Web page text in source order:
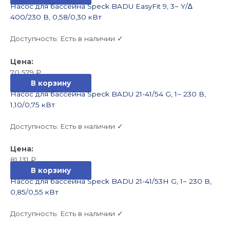
Насос для бассейна Speck BADU EasyFit 9, 3~ Y/∆
400/230 В, 0,58/0,30 кВт
Доступность: Есть в наличии ✓
70 579₽
В корзину
Насос для бассейна Speck BADU 21-41/54 G, 1~ 230 В,
1,10/0,75 кВт
Доступность: Есть в наличии ✓
81 131₽
В корзину
Насос для бассейна Speck BADU 21-41/53H G, 1~ 230 В,
0,85/0,55 кВт
Доступность: Есть в наличии ✓